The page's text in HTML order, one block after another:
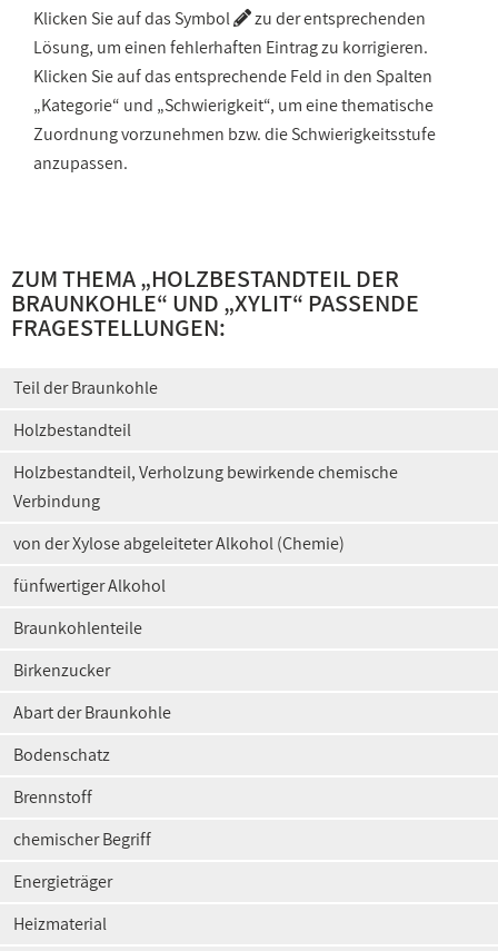
Klicken Sie auf das Symbol
zu der entsprechenden
Lösung, um einen fehlerhaften Eintrag zu korrigieren.
Klicken Sie auf das entsprechende Feld in den Spalten
„Kategorie“ und „Schwierigkeit“, um eine thematische
Zuordnung vorzunehmen bzw. die Schwierigkeitsstufe
anzupassen.
ZUM THEMA „HOLZBESTANDTEIL DER
BRAUNKOHLE“ UND „XYLIT“ PASSENDE
FRAGESTELLUNGEN:
Teil der Braunkohle
Holzbestandteil
Holzbestandteil, Verholzung bewirkende chemische
Verbindung
von der Xylose abgeleiteter Alkohol (Chemie)
fünfwertiger Alkohol
Braunkohlenteile
Birkenzucker
Abart der Braunkohle
Bodenschatz
Brennstoff
chemischer Begriff
Energieträger
Heizmaterial